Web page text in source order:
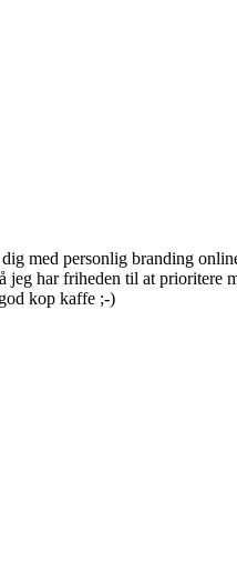
med personlig branding
jeg har friheden til at prioritere
kop kaffe ;-)